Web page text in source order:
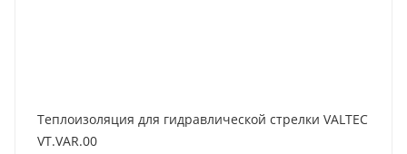
Теплоизоляция для гидравлической стрелки VALTEC
VT.VAR.00